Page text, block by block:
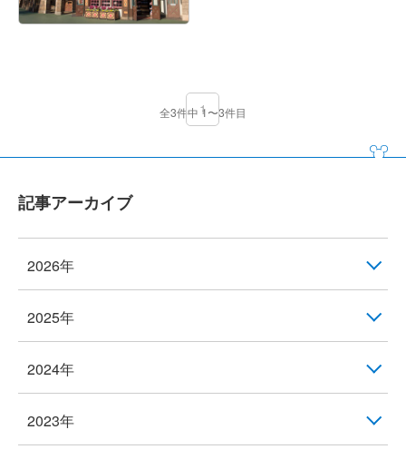
1
全3件中 1〜3件目
記事アーカイブ
2026年
2025年
2024年
2023年